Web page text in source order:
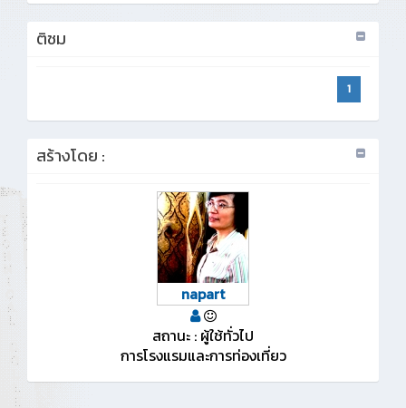
ติชม
1
สร้างโดย :
napart
สถานะ : ผู้ใช้ทั่วไป
การโรงแรมและการท่องเที่ยว